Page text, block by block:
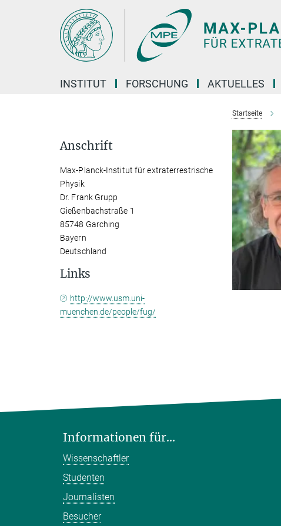
INSTITUT FORSCHUNG AKTUELLES
Startseite
Anschrift
Max-Planck-Institut für extraterrestrische
Physik
Dr. Frank Grupp
Gießenbachstraße 1
85748 Garching
Bayern
Deutschland
Links
http://www.usm.uni-
muenchen.de/people/fug/
Informationen für...
Wissenschaftler
Studenten
Journalisten
Besucher